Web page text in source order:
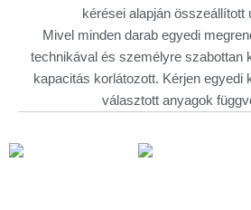
kérései alapján összeállított
Mivel minden darab egyedi
technikával és személyre szabottan
kapacitás korlátozott. Kérjen egyedi
választott anyagok